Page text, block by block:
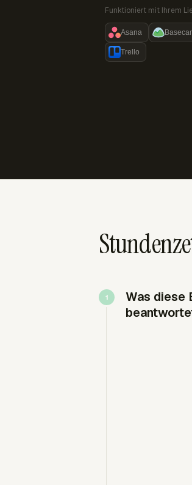
Funktioniert mit Ihrem
Asana
Trello
Was diese